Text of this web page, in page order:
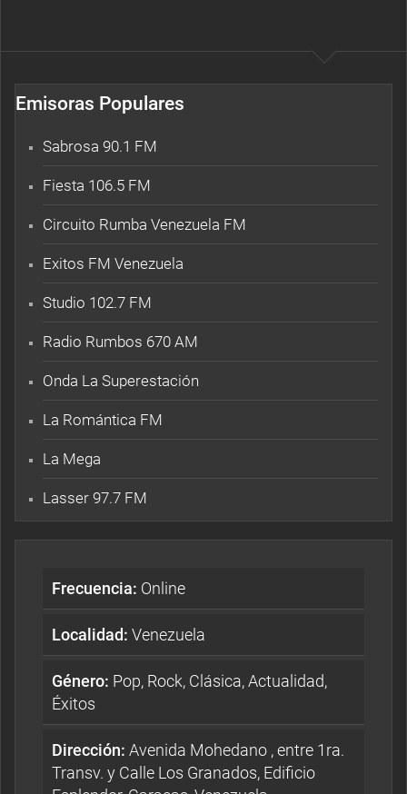
Frecuencia: Online
Localidad: Venezuela
Género: Pop, Rock, Clásica, Actualidad,
Éxitos
Dirección: Avenida Mohedano , entre 1ra.
Transv. y Calle Los Granados, Edificio
Emisoras Populares
Sabrosa 90.1 FM
Fiesta 106.5 FM
Circuito Rumba Venezuela FM
Exitos FM Venezuela
Studio 102.7 FM
Radio Rumbos 670 AM
Onda La Superestación
La Romántica FM
La Mega
Lasser 97.7 FM